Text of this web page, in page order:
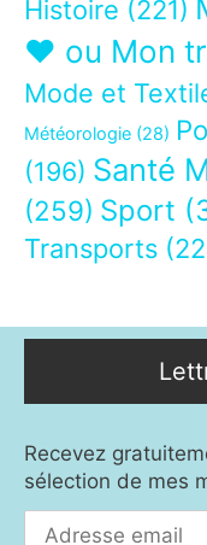
Histoire (221)
❤ ou Mon
Mode et
Météorologie (28)
(196) Santé
(259) Sport
Transports
Recevez
sélection de mes